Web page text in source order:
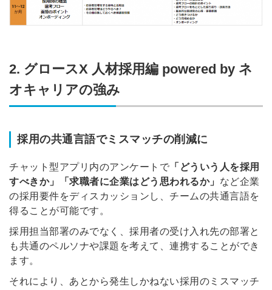
2. グロースX 人材採用編 powered by ネ
オキャリアの強み
採用の共通言語でミスマッチの削減に
チャット型アプリ内のアンケートで 「どういう人を採用
すべきか」「求職者に企業はどう思われるか」 など企業
の採用要件をディスカッションし、チームの共通言語を
得ることが可能です。
採用担当部署のみでなく、採用者の受け入れ先の部署と
も共通のペルソナや課題を考えて、連携することができ
ます。
それにより、あとから発生しかねない採用のミスマッチ